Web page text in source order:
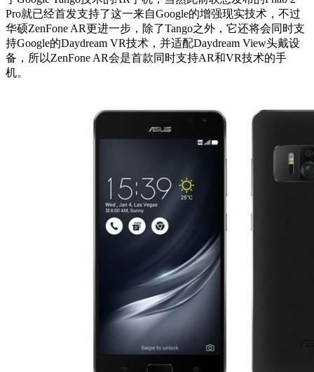
Pro就已经首发支持了这一来自Google的增强现实技术，不过
华硕ZenFone AR更进一步，除了Tango之外，它还将会同时支
持Google的Daydream VR技术，并适配Daydream View头戴设
备，所以ZenFone AR会是首款同时支持AR和VR技术的手
机。